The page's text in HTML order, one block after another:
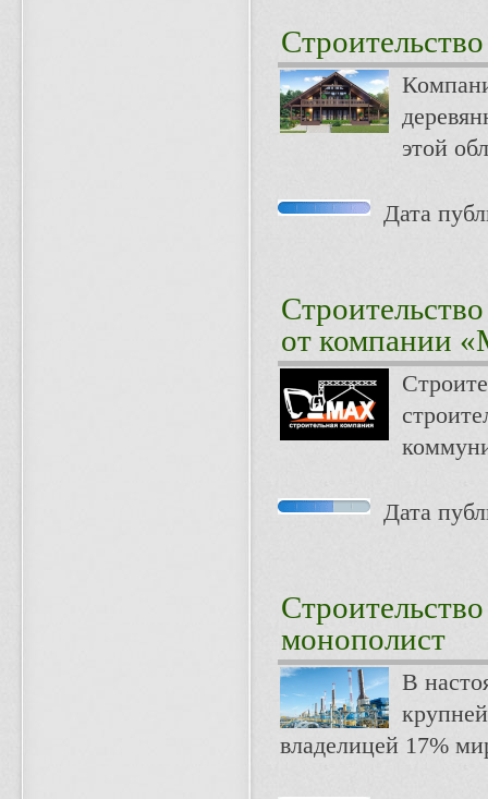
Строительство
этой
Дата
Строительство
от компании
Дата
Строительство
монополист
В
владелицей 17%